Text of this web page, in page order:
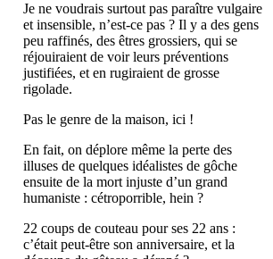
Je ne voudrais surtout pas paraître vulgaire
et insensible, n’est-ce pas ? Il y a des gens
peu raffinés, des êtres grossiers, qui se
réjouiraient de voir leurs préventions
justifiées, et en rugiraient de grosse
rigolade.
Pas le genre de la maison, ici !
En fait, on déplore même la perte des
illuses de quelques idéalistes de gôche
ensuite de la mort injuste d’un grand
humaniste : cétroporrible, hein ?
22 coups de couteau pour ses 22 ans :
c’était peut-être son anniversaire, et la